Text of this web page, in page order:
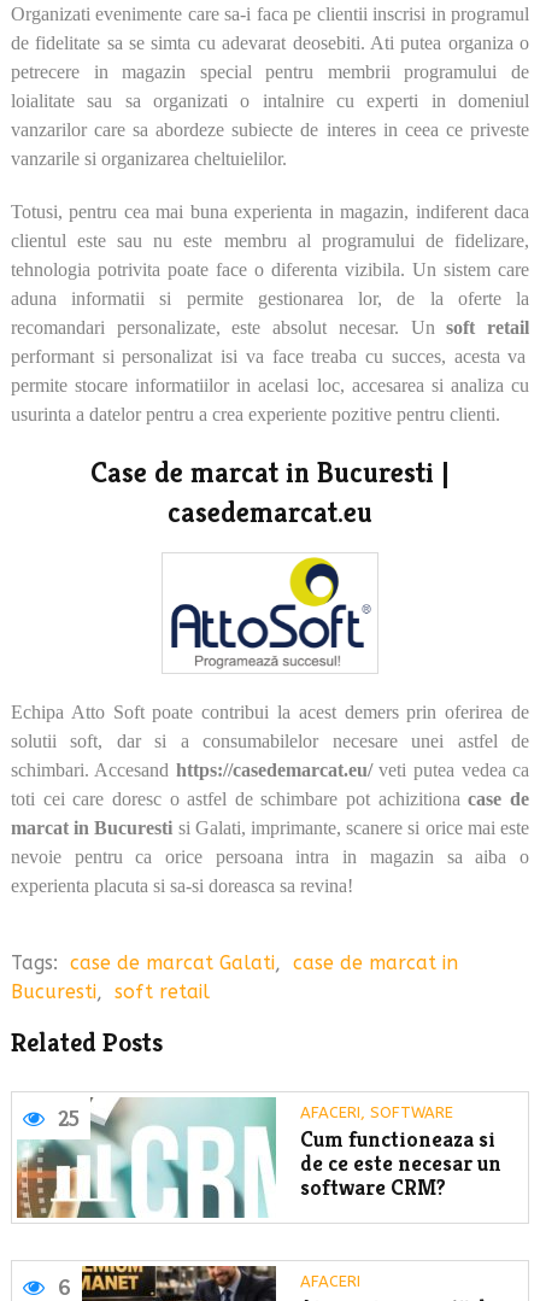
Organizati evenimente care sa-i faca pe clientii inscrisi in programul
de fidelitate sa se simta cu adevarat deosebiti. Ati putea organiza o
petrecere in magazin special pentru membrii programului de
loialitate sau sa organizati o intalnire cu experti in domeniul
vanzarilor care sa abordeze subiecte de interes in ceea ce priveste
vanzarile si organizarea cheltuielilor.
Totusi, pentru cea mai buna experienta in magazin, indiferent daca
clientul este sau nu este membru al programului de fidelizare,
tehnologia potrivita poate face o diferenta vizibila. Un sistem care
aduna informatii si permite gestionarea lor, de la oferte la
recomandari personalizate, este absolut necesar. Unsoft retail
performant si personalizat isi va face treaba cu succes, acesta va
permite stocare informatiilor in acelasi loc, accesarea si analiza cu
usurinta a datelor pentru a crea experiente pozitive pentru clienti.
Case de marcat in Bucuresti |
casedemarcat.eu
Echipa Atto Soft poate contribui la acest demers prin oferirea de
solutii soft, dar si a consumabilelor necesare unei astfel de
schimbari. Accesand https://casedemarcat.eu/veti putea vedea ca
toti cei care doresc o astfel de schimbare pot achizitionacase de
marcat in Bucuresti si Galati, imprimante, scanere si orice mai este
nevoie pentru ca orice persoana intra in magazin sa aiba o
experienta placuta si sa-si doreasca sa revina!
Tags: case de marcat Galati,
case de marcat in
Bucuresti, soft retail
Related Posts
25 AFACERI SOFTWARE
Cum functioneaza si
de ce este necesar un
software CRM?
6 AFACERI